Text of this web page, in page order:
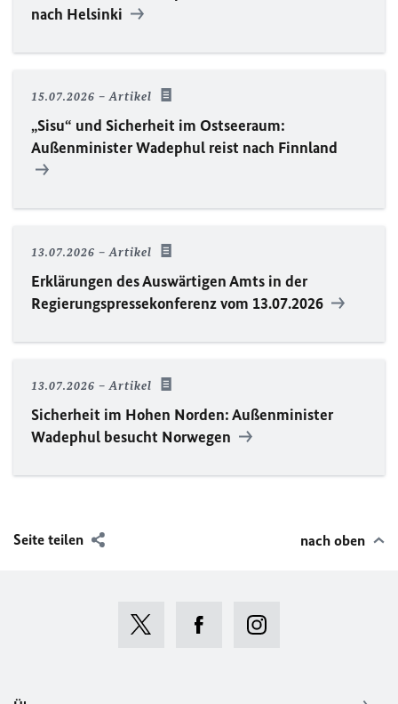
nach Helsinki
15.07.2026 Artikel
„Sisu“ und Sicherheit im Ostseeraum:
Außenminister Wadephul reist nach Finnland
13.07.2026 Artikel
Erklärungen des Auswärtigen Amts in der
Regierungspressekonferenz vom 13.07.2026
13.07.2026 Artikel
Sicherheit im Hohen Norden: Außenminister
Wadephul besucht Norwegen
Seite teilen nach oben